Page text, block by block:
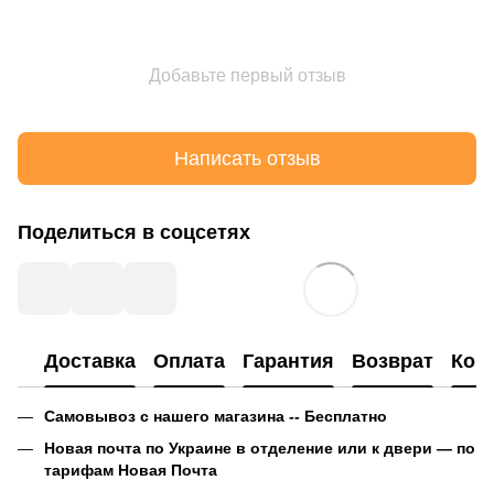
Добавьте первый отзыв
Написать отзыв
Поделиться в соцсетях
Доставка Оплата Гарантия Возврат
Самовывоз с нашего магазина -- Бесплатно
Новая почта по Украине в отделение или к двери — по
тарифам Новая Почта